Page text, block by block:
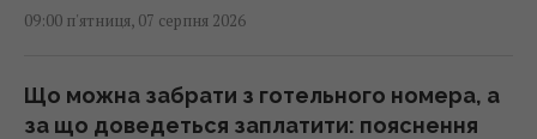
09:00 п'ятниця, 07 серпня 2026
Що можна забрати з готельного номера, а
за що доведеться заплатити: пояснення